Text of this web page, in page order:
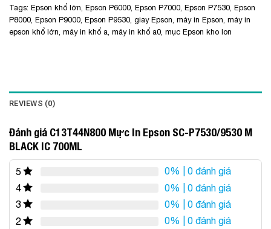
Tags: Epson khổ lớn Epson P6000 Epson P7000 Epson P7530 Epson
P8000 Epson P9000 Epson P9530 giay Epson máy in Epson máy in
epson khổ lớn máy in khổ a máy in khổ a0 mục Epson kho lon
REVIEWS (0)
Đánh giá C13T44N800 Mực In Epson SC-P7530/9530 M
BLACK IC 700ML
5 0% | 0 đánh giá
4
0% | 0 đánh giá
3
0% | 0 đánh giá
2
0% | 0 đánh giá